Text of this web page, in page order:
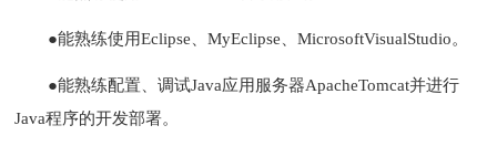
●能熟练使用Eclipse、MyEclipse、MicrosoftVisualStudio。
●能熟练配置、调试Java应用服务器ApacheTomcat并进行
Java程序的开发部署。